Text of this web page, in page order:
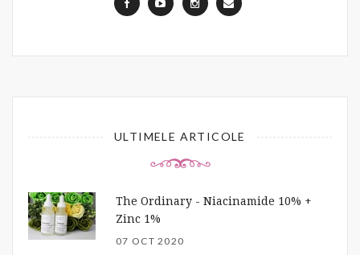
ULTIMELE ARTICOLE
The Ordinary - Niacinamide 10% +
Zinc 1%
07 OCT 2020